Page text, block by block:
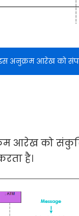
अनुक्रम आरेख को
आरेख को
है।